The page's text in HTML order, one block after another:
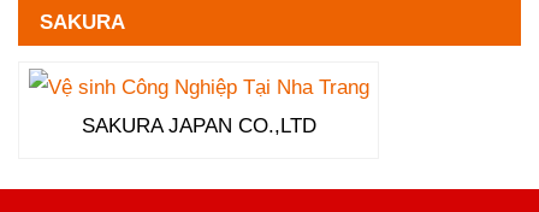
SAKURA
SAKURA JAPAN CO.,LTD